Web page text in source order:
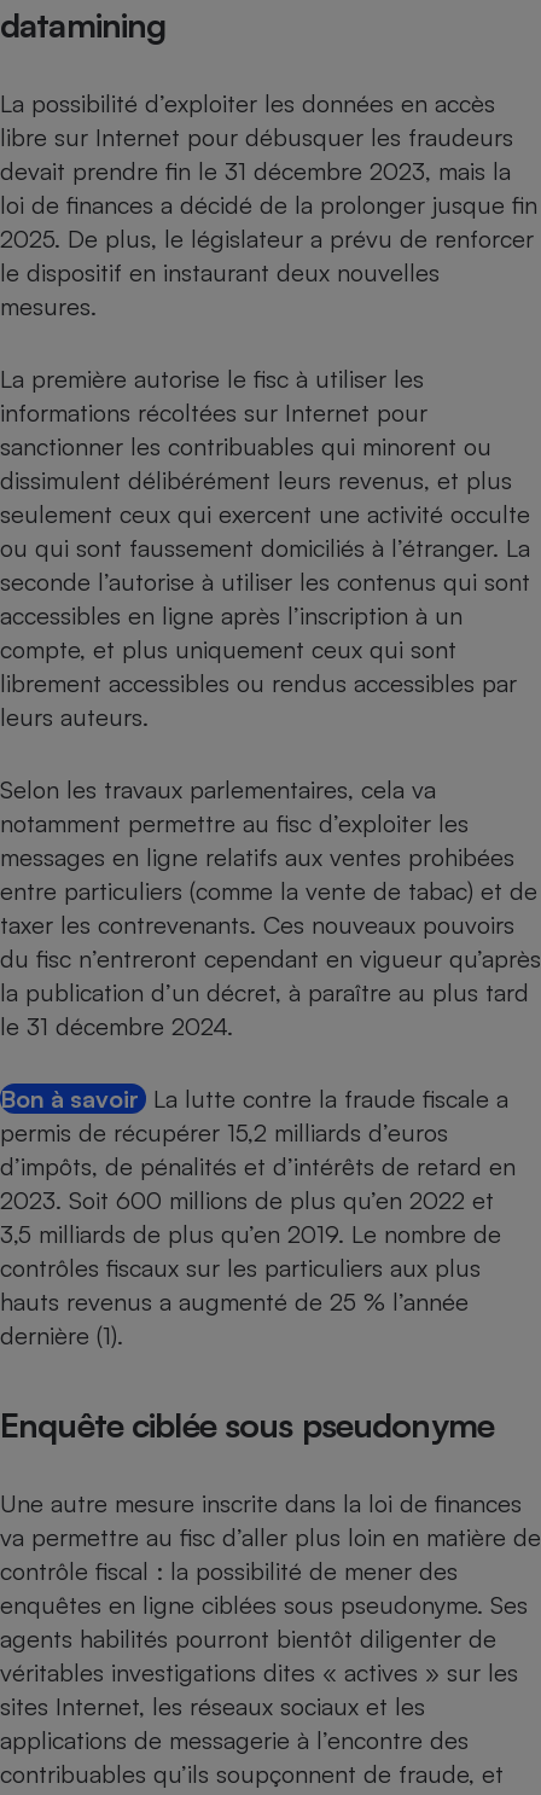
datamining
La possibilité d’exploiter les données en accès
libre sur Internet pour débusquer les fraudeurs
devait prendre fin le 31 décembre 2023, mais la
loi de finances a décidé de la prolonger jusque fin
2025. De plus, le législateur a prévu de renforcer
le dispositif en instaurant deux nouvelles
mesures.
La première autorise le fisc à utiliser les
informations récoltées sur Internet pour
sanctionner les contribuables qui minorent ou
dissimulent délibérément leurs revenus, et plus
seulement ceux qui exercent une activité occulte
ou qui sont faussement domiciliés à l’étranger. La
seconde l’autorise à utiliser les contenus qui sont
accessibles en ligne après l’inscription à un
compte, et plus uniquement ceux qui sont
librement accessibles ou rendus accessibles par
leurs auteurs.
Selon les travaux parlementaires, cela va
notamment permettre au fisc d’exploiter les
messages en ligne relatifs aux ventes prohibées
entre particuliers (comme la vente de tabac) et de
taxer les contrevenants. Ces nouveaux pouvoirs
du fisc n’entreront cependant en vigueur qu’après
la publication d’un décret, à paraître au plus tard
le 31 décembre 2024.
Bon à savoir La lutte contre la fraude fiscale a
permis de récupérer 15,2 milliards d’euros
d’impôts, de pénalités et d’intérêts de retard en
2023. Soit 600 millions de plus qu’en 2022 et
3,5 milliards de plus qu’en 2019. Le nombre de
contrôles fiscaux sur les particuliers aux plus
hauts revenus a augmenté de 25 % l’année
dernière (1).
Enquête ciblée sous pseudonyme
Une autre mesure inscrite dans la loi de finances
va permettre au fisc d’aller plus loin en matière de
contrôle fiscal : la possibilité de mener des
enquêtes en ligne ciblées sous pseudonyme. Ses
agents habilités pourront bientôt diligenter de
véritables investigations dites « actives » sur les
sites Internet, les réseaux sociaux et les
applications de messagerie à l’encontre des
contribuables qu’ils soupçonnent de fraude, et
Cafetière à expressos
Robot ménager